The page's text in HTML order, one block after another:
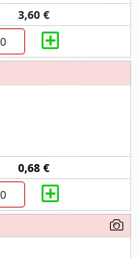
3,60 €
0,68 €